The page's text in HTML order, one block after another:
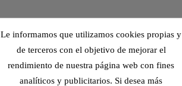
Le informamos que utilizamos cookies propias y
de terceros con el objetivo de mejorar el
rendimiento de nuestra página web con fines
analíticos y publicitarios. Si desea más